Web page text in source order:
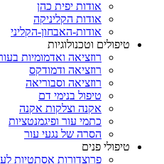
אודות יפית כהן
אודות הקליניקה
אודות-האבחון-הקליני
טיפולים וטכנולוגיות
רוזציאה ואדמומיות
רוזציאה ודמודקס
רוזציאה וסבוריאה
טיפול בנימי דם
אקנה וצלקות אקנה
כתמי עור ופיגמנטציות
הסרה של נגעי עור
טיפולי פנים
פרוצדורות אסתטיות